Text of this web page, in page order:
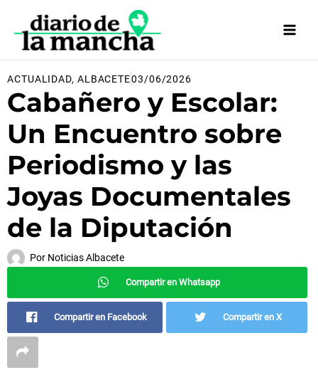
contenido
ACTUALIDAD, ALBACETE03/06/2026
Cabañero y Escolar:
Un Encuentro sobre
Periodismo y las
Joyas Documentales
de la Diputación
Por Noticias Albacete
Compartir en Whatsapp
Compartir en Facebook Compartir en X